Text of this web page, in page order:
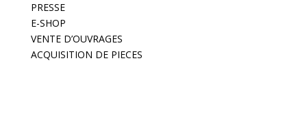
PRESSE
E-SHOP
VENTE D’OUVRAGES
ACQUISITION DE PIECES